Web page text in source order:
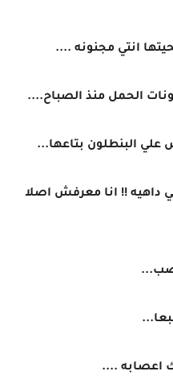
انتي مجنونه ....
الحمل منذ الصباح....
علي البنطلون بتاعها...
داهيه !! انا معرفش اصلا
اعصابه ....